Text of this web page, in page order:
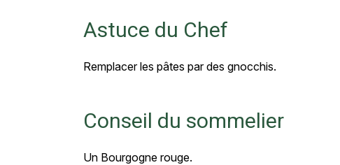
Astuce du Chef
Remplacer les pâtes par des gnocchis.
Conseil du sommelier
Un Bourgogne rouge.